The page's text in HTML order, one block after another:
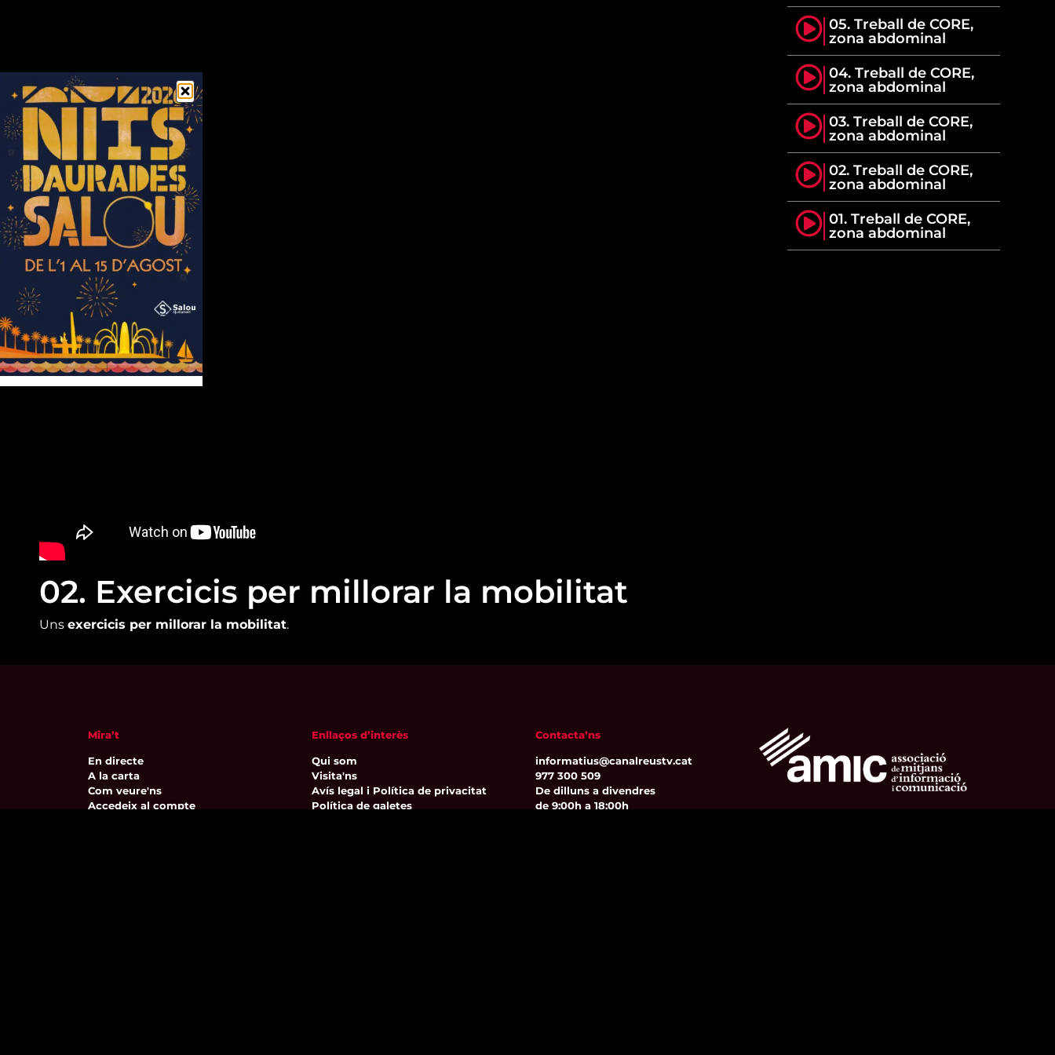
02. Exercicis per millorar la mobilitat
Uns exercicis per millorar la mobilitat.
05. Treball de CORE,
zona abdominal
04. Treball de CORE,
zona abdominal
03. Treball de CORE,
zona abdominal
02. Treball de CORE,
zona abdominal
01. Treball de CORE,
zona abdominal
Mira’t
En directe
A la carta
Com veure'ns
Accedeix al compte
Enllaços d’interès
Qui som
Visita'ns
Avís legal i Política de privacitat
Política de galetes
Contacta’ns
informatius@canalreustv.cat
977 300 509
De dilluns a divendres
de 9:00h a 18:00h